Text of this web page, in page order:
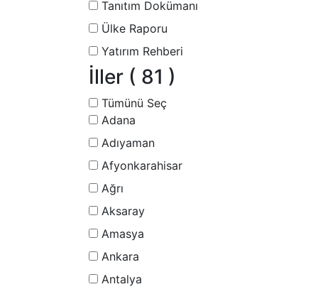
Tanıtım Dokümanı
Ülke Raporu
Yatırım Rehberi
İller ( 81 )
Tümünü Seç
Adana
Adıyaman
Afyonkarahisar
Ağrı
Aksaray
Amasya
Ankara
Antalya